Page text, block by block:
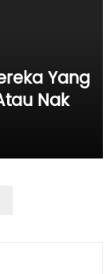
Yang
Nak